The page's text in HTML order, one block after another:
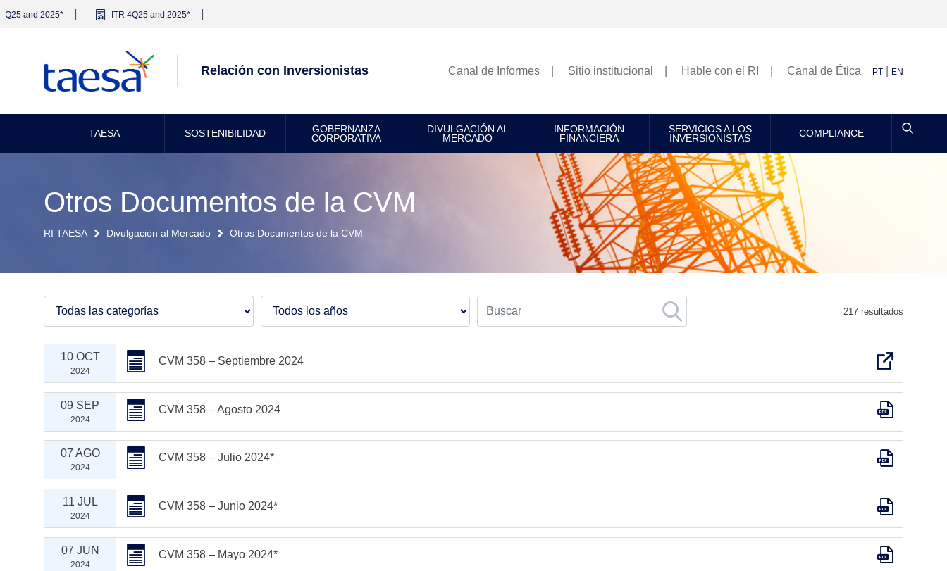
and 2025* ITR 4Q25 and 2025*
Relación con Inversionistas Canal de Informes Sitio institucional Hable con el RI Canal de Ética PT| EN
TAESA SOSTENIBILIDAD
GOBERNANZA
CORPORATIVA
DIVULGACIÓN AL
MERCADO
INFORMACIÓN
FINANCIERA
SERVICIOS A LOS
INVERSIONISTAS
COMPLIANCE
Otros Documentos de la CVM
RI TAESA Divulgación al Mercado Otros Documentos de la CVM
217 resultados
10 OCT
2024
CVM 358 – Septiembre 2024
09 SEP
2024
CVM 358 – Agosto 2024
07 AGO
2024
CVM 358 – Julio 2024*
11 JUL
2024
CVM 358 – Junio 2024*
07 JUN
2024
CVM 358 – Mayo 2024*